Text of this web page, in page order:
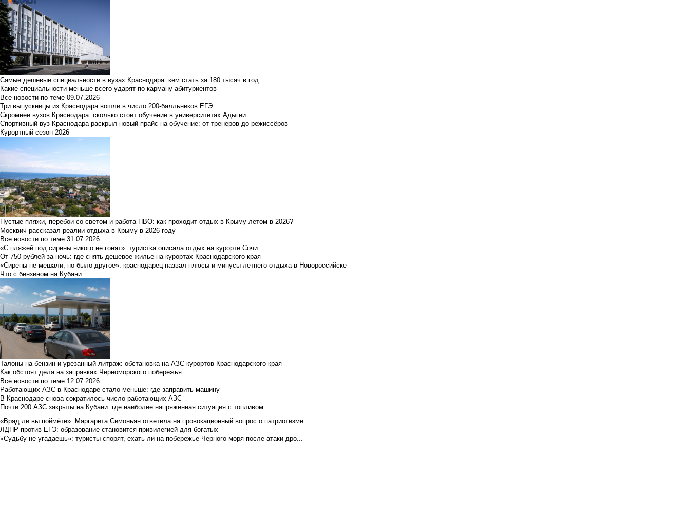
Самые дешёвые специальности в вузах Краснодара: кем стать за 180 тысяч в год
Какие специальности меньше всего ударят по карману абитуриентов
Все новости по теме 09.07.2026
Три выпускницы из Краснодара вошли в число 200-балльников ЕГЭ
Скромнее вузов Краснодара: сколько стоит обучение в университетах Адыгеи
Спортивный вуз Краснодара раскрыл новый прайс на обучение: от тренеров до режиссёров
Курортный сезон 2026
Пустые пляжи, перебои со светом и работа ПВО: как проходит отдых в Крыму летом в 2026?
Москвич рассказал реалии отдыха в Крыму в 2026 году
Все новости по теме 31.07.2026
«С пляжей под сирены никого не гонят»: туристка описала отдых на курорте Сочи
От 750 рублей за ночь: где снять дешевое жилье на курортах Краснодарского края
«Сирены не мешали, но было другое»: краснодарец назвал плюсы и минусы летнего отдыха в Новороссийске
Что с бензином на Кубани
Талоны на бензин и урезанный литраж: обстановка на АЗС курортов Краснодарского края
Как обстоят дела на заправках Черноморского побережья
Все новости по теме 12.07.2026
Работающих АЗС в Краснодаре стало меньше: где заправить машину
В Краснодаре снова сократилось число работающих АЗС
Почти 200 АЗС закрыты на Кубани: где наиболее напряжённая ситуация с топливом
«Вряд ли вы поймёте»: Маргарита Симоньян ответила на провокационный вопрос о патриотизме
ЛДПР против ЕГЭ: образование становится привилегией для богатых
«Судьбу не угадаешь»: туристы спорят, ехать ли на побережье Черного моря после атаки дро...